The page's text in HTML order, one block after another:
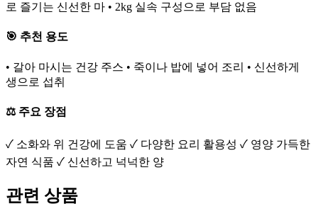
로 즐기는 신선한 마 • 2kg 실속 구성으로 부담 없음
🎯 추천 용도
• 갈아 마시는 건강 주스 • 죽이나 밥에 넣어 조리 • 신선하게
생으로 섭취
⚖️ 주요 장점
✓ 소화와 위 건강에 도움 ✓ 다양한 요리 활용성 ✓ 영양 가득한
자연 식품 ✓ 신선하고 넉넉한 양
관련 상품